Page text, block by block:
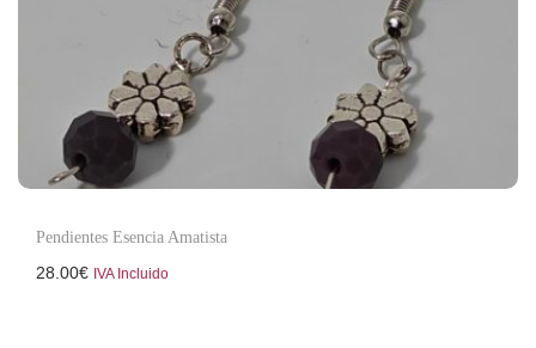
Pendientes Esencia Amatista
28.00€ IVA Incluido